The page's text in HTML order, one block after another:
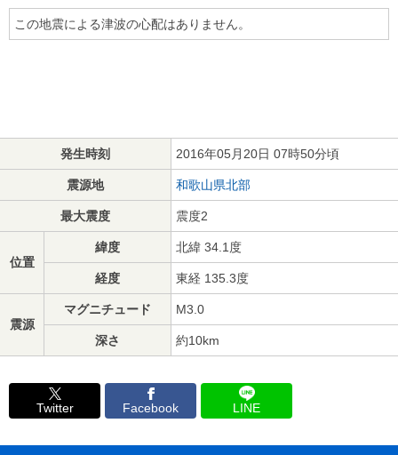
この地震による津波の心配はありません。
発生時刻 2016年05月20日 07時50分頃
震源地 和歌山県北部
最大震度 震度2
位置
緯度 北緯 34.1度
経度 東経 135.3度
震源
マグニチュード M3.0
深さ 約10km
Twitter Facebook LINE